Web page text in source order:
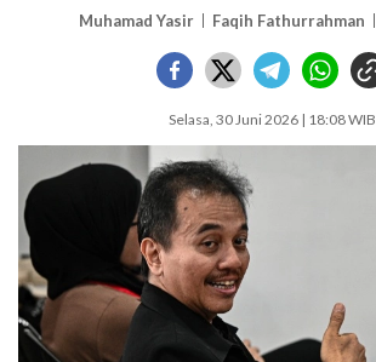
Muhamad Yasir Faqih Fathurrahman
Selasa, 30 Juni 2026 | 18:08 WIB